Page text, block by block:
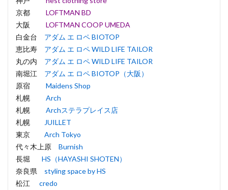
京都 LOFTMAN BD
大阪 LOFTMAN COOP UMEDA
白金台 アダム エ ロペ BIOTOP
恵比寿 アダム エ ロペ WILD LIFE TAILOR
丸の内 アダム エ ロペ WILD LIFE TAILOR
南堀江 アダム エ ロペ BIOTOP（大阪）
原宿 Maidens Shop
札幌 Arch
札幌 Archステラプレイス店
札幌
JUILLET
東京 Arch Tokyo
代々木上原 Burnish
長堀 HS（HAYASHI SHOTEN）
奈良県 styling space by HS
松江 credo